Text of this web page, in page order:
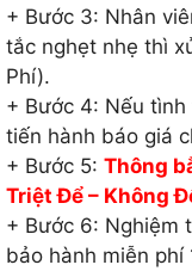
+ Bước 3: Nhân
tắc nghẹt nhẹ thì
Phí).
+ Bước 4: Nếu
tiến hành báo giá
+ Bước 5: Thông
Triệt Để – Không
+ Bước 6: Nghiệm
bảo hành miễn phí